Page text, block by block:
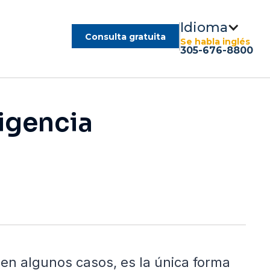
Consulta gratuita
Idioma
Se habla inglés
305-676-8800
algunos casos, es la única forma